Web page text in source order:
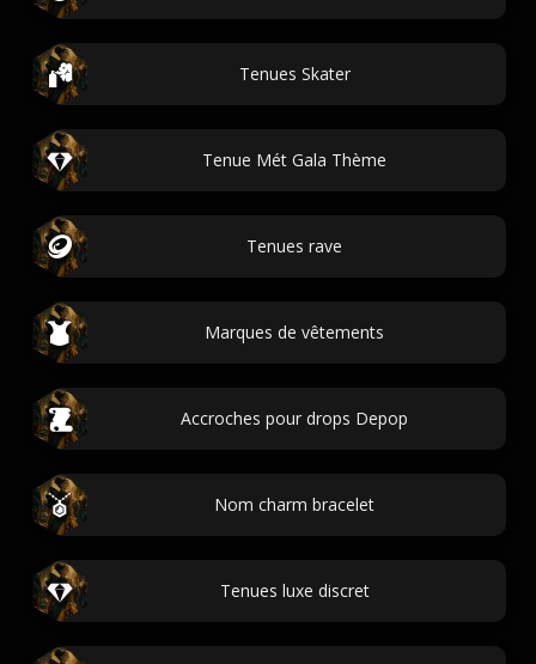
Tenues Skater
Tenue Mét Gala Thème
Tenues rave
Marques de vêtements
Accroches pour drops Depop
Nom charm bracelet
Tenues luxe discret